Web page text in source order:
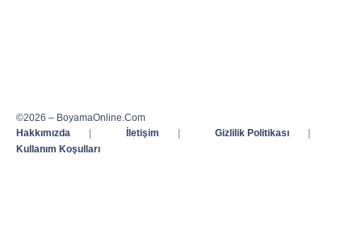
©2026 – BoyamaOnline.Com
Hakkımızda
| İletişim | Gizlilik Politikası
|
Kullanım Koşulları